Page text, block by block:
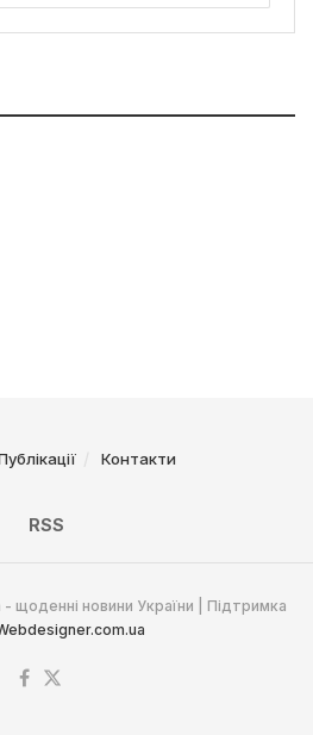
Контакти
RSS
щоденні новини України | Підтримка